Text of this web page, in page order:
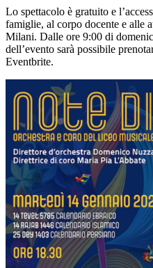
Lo spettacolo è gratuito e
famiglie, al corpo docente e alle
Milani. Dalle ore 9:00 di
dell’evento sarà possibile
Eventbrite.